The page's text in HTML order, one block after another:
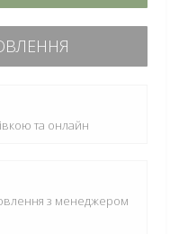
та онлайн
з менеджером